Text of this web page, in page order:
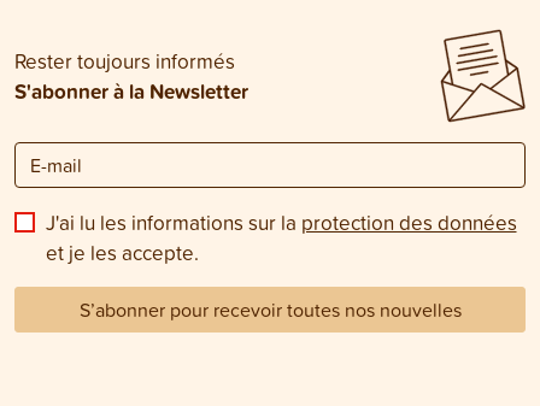
Rester toujours informés
S'abonner à la Newsletter
J'ai lu les informations sur la protection des données
et je les accepte.
S’abonner pour recevoir toutes nos nouvelles